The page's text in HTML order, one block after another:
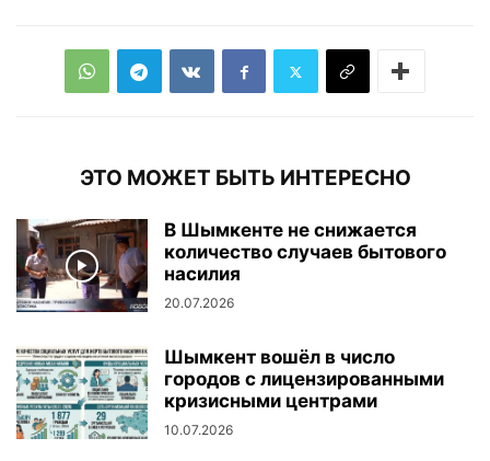
ЭТО МОЖЕТ БЫТЬ ИНТЕРЕСНО
В Шымкенте не снижается
количество случаев бытового
насилия
20.07.2026
Шымкент вошёл в число
городов с лицензированными
кризисными центрами
10.07.2026